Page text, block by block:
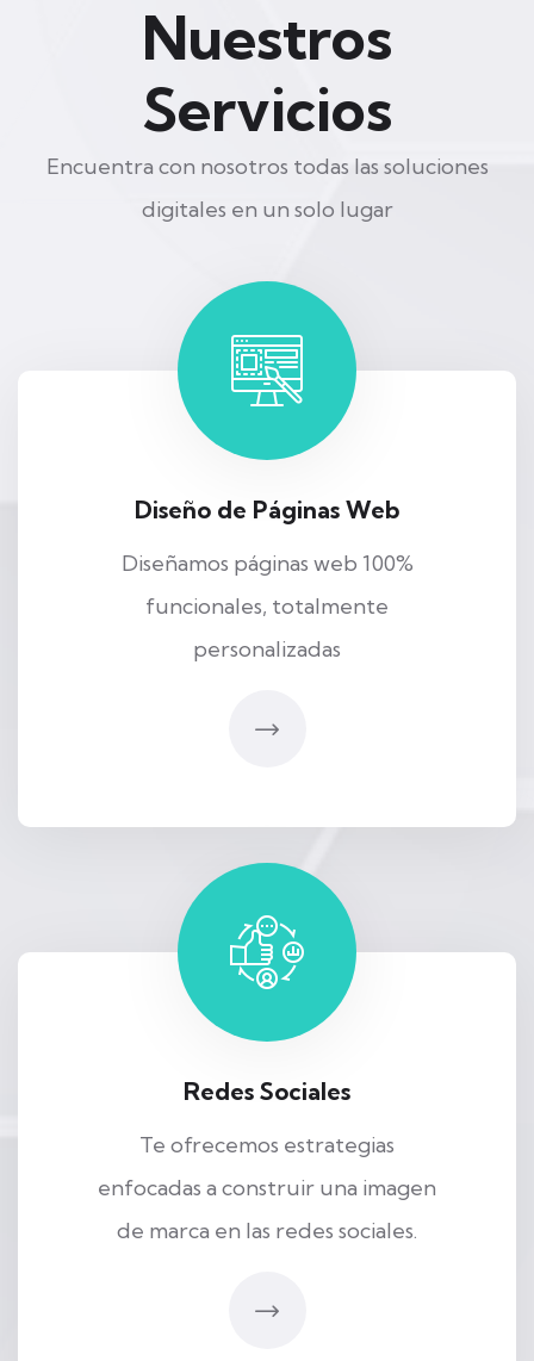
Nuestros
Servicios
Encuentra con nosotros todas las soluciones
digitales en un solo lugar
Diseño de Páginas Web
Diseñamos páginas web 100%
funcionales, totalmente
personalizadas
Redes Sociales
Te ofrecemos estrategias
enfocadas a construir una imagen
de marca en las redes sociales.